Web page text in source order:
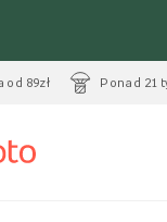
89zł Ponad 21